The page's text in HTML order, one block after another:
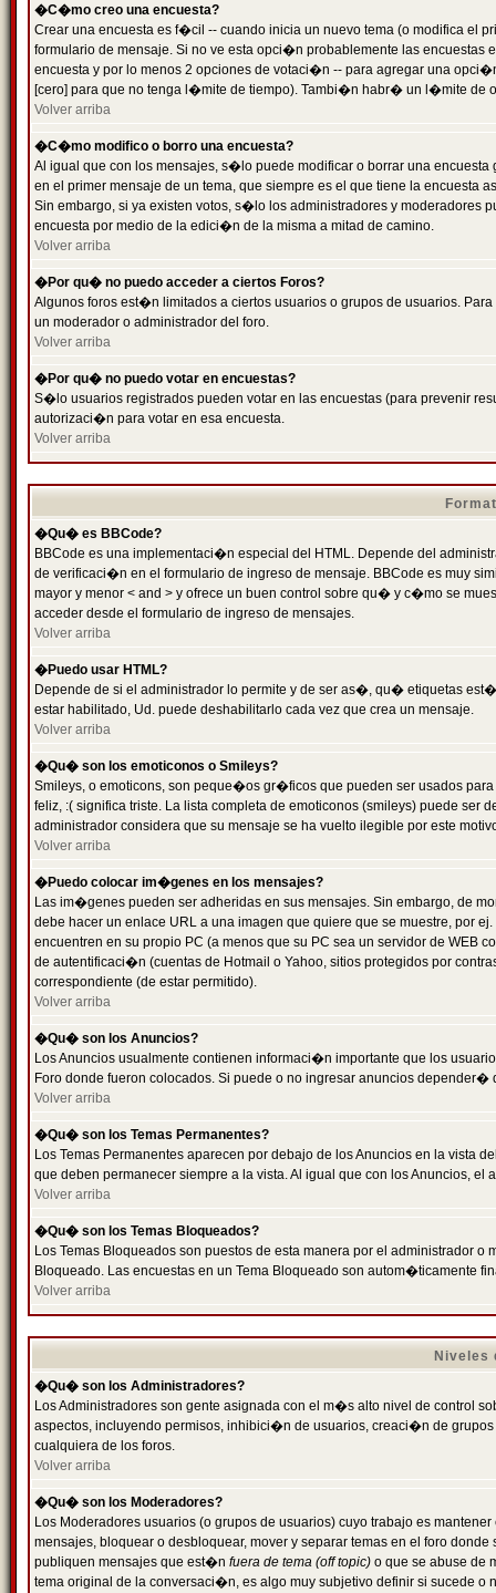
�C�mo creo una encuesta?
Crear una encuesta es f�cil -- cuando inicia un nuevo tema (o modifica el
formulario de mensaje. Si no ve esta opci�n probablemente las
encuesta y por lo menos 2 opciones de votaci�n -- para agregar una
[cero] para que no tenga l�mite de tiempo). Tambi�n habr� un l�mite de
Volver arriba
�C�mo modifico o borro una encuesta?
Al igual que con los mensajes, s�lo puede modificar o borrar una
en el primer mensaje de un tema, que siempre es el que tiene la encuesta
Sin embargo, si ya existen votos, s�lo los administradores y moderadores
encuesta por medio de la edici�n de la misma a mitad de camino.
Volver arriba
�Por qu� no puedo acceder a ciertos Foros?
Algunos foros est�n limitados a ciertos usuarios o grupos de usuarios.
un moderador o administrador del foro.
Volver arriba
�Por qu� no puedo votar en encuestas?
S�lo usuarios registrados pueden votar en las encuestas (para prevenir
autorizaci�n para votar en esa encuesta.
Volver arriba
�Qu� es BBCode?
BBCode es una implementaci�n especial del HTML. Depende del
de verificaci�n en el formulario de ingreso de mensaje. BBCode es muy
mayor y menor < and > y ofrece un buen control sobre qu� y c�mo se
acceder desde el formulario de ingreso de mensajes.
Volver arriba
�Puedo usar HTML?
Depende de si el administrador lo permite y de ser as�, qu� etiquetas
estar habilitado, Ud. puede deshabilitarlo cada vez que crea un mensaje.
Volver arriba
�Qu� son los emoticonos o Smileys?
Smileys, o emoticons, son peque�os gr�ficos que pueden ser usados
feliz, :( significa triste. La lista completa de emoticonos (smileys) puede
administrador considera que su mensaje se ha vuelto ilegible por este
Volver arriba
�Puedo colocar im�genes en los mensajes?
Las im�genes pueden ser adheridas en sus mensajes. Sin embargo, de
debe hacer un enlace URL a una imagen que quiere que se muestre, por
encuentren en su propio PC (a menos que su PC sea un servidor de
de autentificaci�n (cuentas de Hotmail o Yahoo, sitios protegidos por
correspondiente (de estar permitido).
Volver arriba
�Qu� son los Anuncios?
Los Anuncios usualmente contienen informaci�n importante que los
Foro donde fueron colocados. Si puede o no ingresar anuncios
Volver arriba
�Qu� son los Temas Permanentes?
Los Temas Permanentes aparecen por debajo de los Anuncios en la
que deben permanecer siempre a la vista. Al igual que con los Anuncios,
Volver arriba
�Qu� son los Temas Bloqueados?
Los Temas Bloqueados son puestos de esta manera por el administrador
Bloqueado. Las encuestas en un Tema Bloqueado son autom�ticamente
Volver arriba
Niveles
�Qu� son los Administradores?
Los Administradores son gente asignada con el m�s alto nivel de control
aspectos, incluyendo permisos, inhibici�n de usuarios, creaci�n de
cualquiera de los foros.
Volver arriba
�Qu� son los Moderadores?
Los Moderadores usuarios (o grupos de usuarios) cuyo trabajo es
mensajes, bloquear o desbloquear, mover y separar temas en el foro
publiquen mensajes que est�n fuera de tema (off topic) o que se abuse de
tema original de la conversaci�n, es algo muy subjetivo definir si sucede